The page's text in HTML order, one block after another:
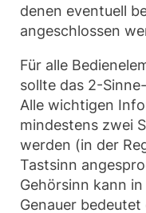
denen eventuell
angeschlossen
Für alle
sollte das 2-
Alle wichtigen
mindestens zwei
werden (in der
Tastsinn
Gehörsinn kann
Genauer bedeutet